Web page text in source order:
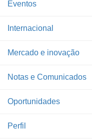
Eventos
Internacional
Mercado e inovação
Notas e Comunicados
Oportunidades
Perfil